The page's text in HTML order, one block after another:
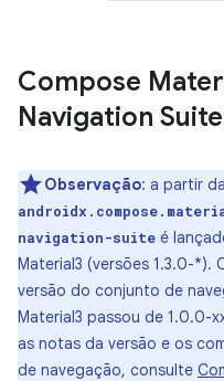
Compose
Navigation
Observação: a partir
navigation-suite é
Material3 (versões 1.3.0-
versão do conjunto de
Material3 passou de 1.0.0-
as notas da versão e os
de navegação, consulte